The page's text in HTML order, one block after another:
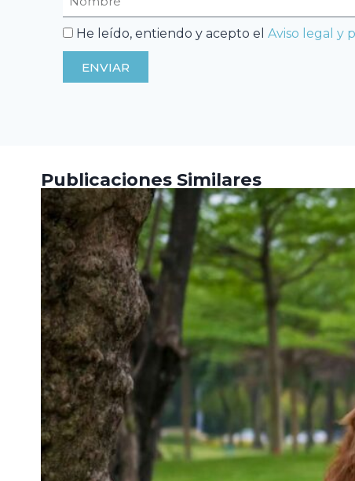
He leído, entiendo y acepto el Aviso legal y
ENVIAR
Publicaciones Similares